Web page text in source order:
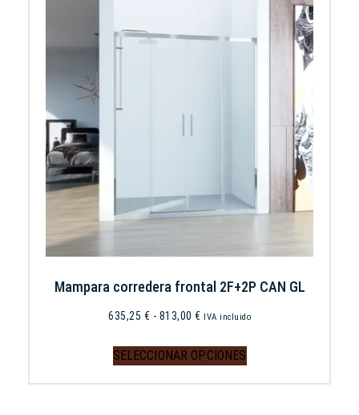
Mampara corredera frontal 2F+2P CAN GL
635,25 € - 813,00 € IVA incluido
SELECCIONAR OPCIONES